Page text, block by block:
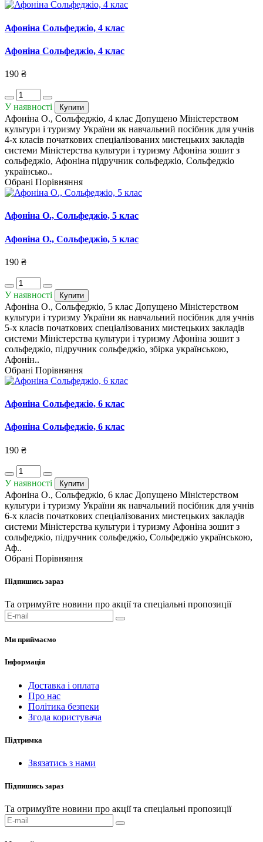
Афоніна Сольфеджіо, 4 клас
Афоніна Сольфеджіо, 4 клас
190 ₴
У наявності Купити
Афоніна О., Сольфеджіо, 4 клас Допущено Міністерством
культури і туризму України як навчальний посібник для учнів
4-х класів початкових спеціалізованих мистецьких закладів
системи Міністерства культури і туризму Афоніна зошит з
сольфеджіо, Афоніна підручник сольфеджіо, Сольфеджіо
українсько..
Обрані Порівняння
Афоніна О., Сольфеджіо, 5 клас
Афоніна О., Сольфеджіо, 5 клас
190 ₴
У наявності Купити
Афоніна О., Сольфеджіо, 5 клас Допущено Міністерством
культури і туризму України як навчальний посібник для учнів
5-х класів початкових спеціалізованих мистецьких закладів
системи Міністерства культури і туризму Афоніна зошит з
сольфеджіо, підручник сольфеджіо, збірка українською,
Афонін..
Обрані Порівняння
Афоніна Сольфеджіо, 6 клас
Афоніна Сольфеджіо, 6 клас
190 ₴
У наявності Купити
Афоніна О., Сольфеджіо, 6 клас Допущено Міністерством
культури і туризму України як навчальний посібник для учнів
6-х класів початкових спеціалізованих мистецьких закладів
системи Міністерства культури і туризму Афоніна зошит з
сольфеджіо, підручник сольфеджіо, Сольфеджіо українською,
Аф..
Обрані Порівняння
Підпишись зараз
Та отримуйте новини про акції та спеціальні пропозиції
Ми приймаємо
Інформація
Доставка і оплата
Про нас
Політика безпеки
Згода користувача
Підтримка
Звязатись з нами
Підпишись зараз
Та отримуйте новини про акції та спеціальні пропозиції